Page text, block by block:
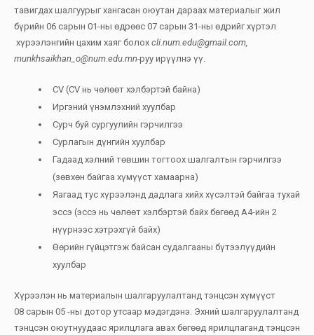
тавигдах шалгуурыг хангасан оюутан дараах материалыг жил
бүрийн 06 сарын 01-ны өдрөөс 07 сарын 31-ны өдрийг хүртэл
хүрээлэнгийн цахим хаяг болох cli.num.edu@gmail.com,
munkhsaikhan_o@num.edu.mn-руу ирүүлнэ үү.
CV (CV нь чөлөөт хэлбэртэй байна)
Иргэний үнэмлэхний хуулбар
Сурч буй сургуулийн гэрчилгээ
Сурлагын дүнгийн хуулбар
Гадаад хэлний төвшин тогтоох шалгалтын гэрчилгээ
(зөвхөн байгаа хүмүүст хамаарна)
Яагаад тус хүрээлэнд дадлага хийх хүсэлтэй байгаа тухай
эссэ (эссэ нь чөлөөт хэлбэртэй байх бөгөөд А4-ийн 2
нүүрнээс хэтрэхгүй байх)
Өөрийн гүйцэтгэж байсан судалгааны бүтээлүүдийн
хуулбар
Хүрээлэн нь материалын шалгаруулалтанд тэнцсэн хүмүүст
08 сарын 05 -ны дотор утсаар мэдэгдэнэ. Эхний шалгаруулалтанд
тэнцсэн оюутнуудаас ярилцлага авах бөгөөд ярилцлаганд тэнцсэн